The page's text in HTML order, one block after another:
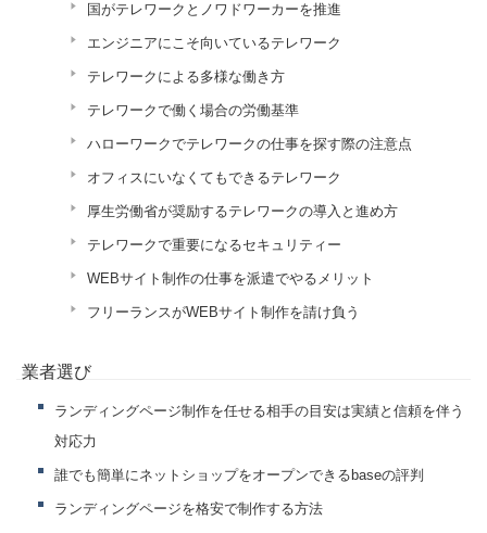
国がテレワークとノワドワーカーを推進
エンジニアにこそ向いているテレワーク
テレワークによる多様な働き方
テレワークで働く場合の労働基準
ハローワークでテレワークの仕事を探す際の注意点
オフィスにいなくてもできるテレワーク
厚生労働省が奨励するテレワークの導入と進め方
テレワークで重要になるセキュリティー
WEBサイト制作の仕事を派遣でやるメリット
フリーランスがWEBサイト制作を請け負う
業者選び
ランディングページ制作を任せる相手の目安は実績と信頼を伴う
対応力
誰でも簡単にネットショップをオープンできるbaseの評判
ランディングページを格安で制作する方法